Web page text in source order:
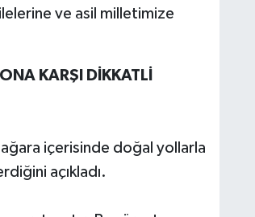
ve asil milletimize
KARŞI DİKKATLİ
içerisinde doğal yollarla
açıkladı.